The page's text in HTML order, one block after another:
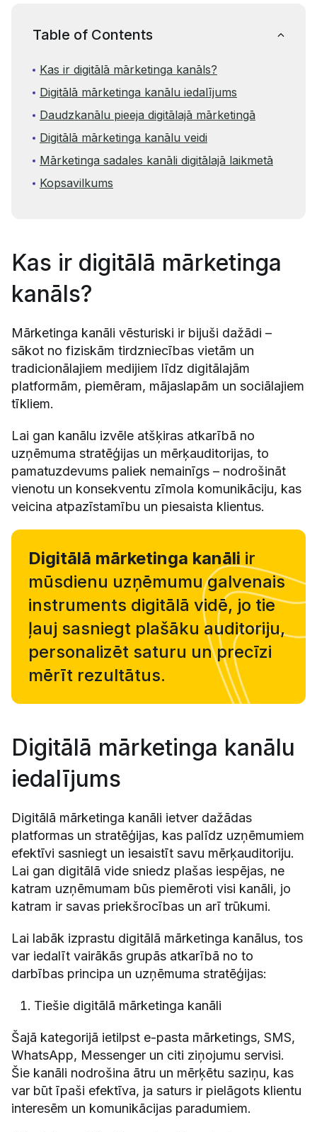
Table of Contents
Kas ir digitālā mārketinga kanāls?
Digitālā mārketinga kanālu iedalījums
Daudzkanālu pieeja digitālajā mārketingā
Digitālā mārketinga kanālu veidi
Mārketinga sadales kanāli digitālajā laikmetā
Kopsavilkums
Kas ir digitālā mārketinga
kanāls?
Mārketinga kanāli vēsturiski ir bijuši dažādi –
sākot no fiziskām tirdzniecības vietām un
tradicionālajiem medijiem līdz digitālajām
platformām, piemēram, mājaslapām un sociālajiem
tīkliem.
Lai gan kanālu izvēle atšķiras atkarībā no
uzņēmuma stratēģijas un mērķauditorijas, to
pamatuzdevums paliek nemainīgs – nodrošināt
vienotu un konsekventu zīmola komunikāciju, kas
veicina atpazīstamību un piesaista klientus.
Digitālā mārketinga kanāli ir
mūsdienu uzņēmumu galvenais
instruments digitālā vidē, jo tie
ļauj sasniegt plašāku auditoriju,
personalizēt saturu un precīzi
mērīt rezultātus.
Digitālā mārketinga kanālu
iedalījums
Digitālā mārketinga kanāli ietver dažādas
platformas un stratēģijas, kas palīdz uzņēmumiem
efektīvi sasniegt un iesaistīt savu mērķauditoriju.
Lai gan digitālā vide sniedz plašas iespējas, ne
katram uzņēmumam būs piemēroti visi kanāli, jo
katram ir savas priekšrocības un arī trūkumi.
Lai labāk izprastu digitālā mārketinga kanālus, tos
var iedalīt vairākās grupās atkarībā no to
darbības principa un uzņēmuma stratēģijas:
Tiešie digitālā mārketinga kanāli
Šajā kategorijā ietilpst e-pasta mārketings, SMS,
WhatsApp, Messenger un citi ziņojumu servisi.
Šie kanāli nodrošina ātru un mērķētu saziņu, kas
var būt īpaši efektīva, ja saturs ir pielāgots klientu
interesēm un komunikācijas paradumiem.